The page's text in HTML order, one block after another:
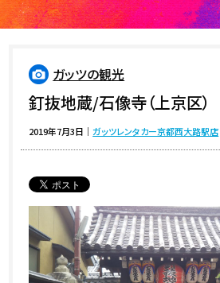
ガッツの観光
釘抜地蔵/石像寺（上京区）
2019年7月3日 ｜ガッツレンタカー京都西大路駅店